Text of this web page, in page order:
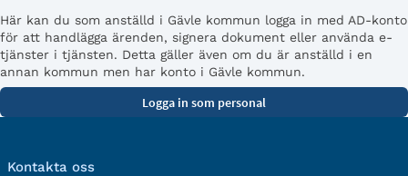
Här kan du som anställd i Gävle kommun logga in med AD-konto
för att handlägga ärenden, signera dokument eller använda e-
tjänster i tjänsten. Detta gäller även om du är anställd i en
annan kommun men har konto i Gävle kommun.
Kontakta oss